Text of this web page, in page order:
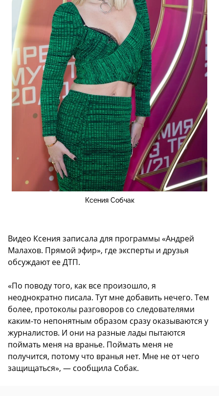
Ксения Собчак
Видео Ксения записала для программы «Андрей
Малахов. Прямой эфир», где эксперты и друзья
обсуждают ее ДТП.
«По поводу того, как все произошло, я
неоднократно писала. Тут мне добавить нечего. Тем
более, протоколы разговоров со следователями
каким-то непонятным образом сразу оказываются у
журналистов. И они на разные лады пытаются
поймать меня на вранье. Поймать меня не
получится, потому что вранья нет. Мне не от чего
защищаться», — сообщила Собак.